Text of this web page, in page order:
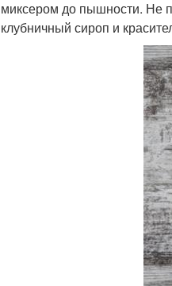
миксером до пышности. Не
клубничный сироп и